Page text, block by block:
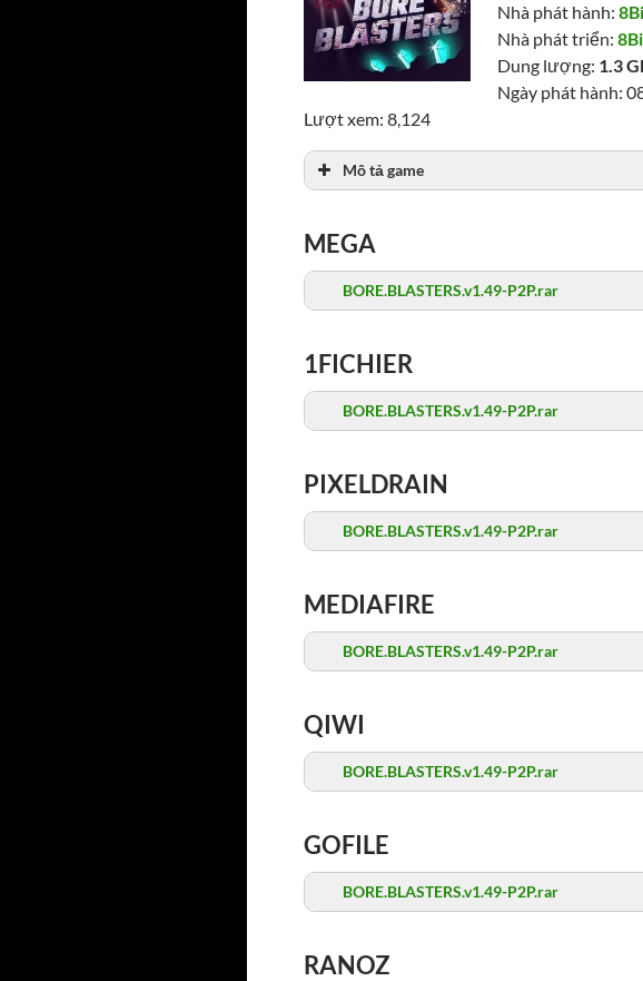
Nhà phát hành:
Nhà phát triển:
Dung lượng: 1.3
Ngày phát hành:
Lượt xem: 8,124
Mô tả game
MEGA
BORE.BLASTERS.v1.49-P2P.rar
1FICHIER
BORE.BLASTERS.v1.49-P2P.rar
PIXELDRAIN
BORE.BLASTERS.v1.49-P2P.rar
MEDIAFIRE
BORE.BLASTERS.v1.49-P2P.rar
QIWI
BORE.BLASTERS.v1.49-P2P.rar
GOFILE
BORE.BLASTERS.v1.49-P2P.rar
RANOZ